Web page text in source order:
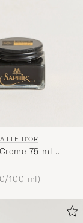
D'OR
75 ml
100 ml)